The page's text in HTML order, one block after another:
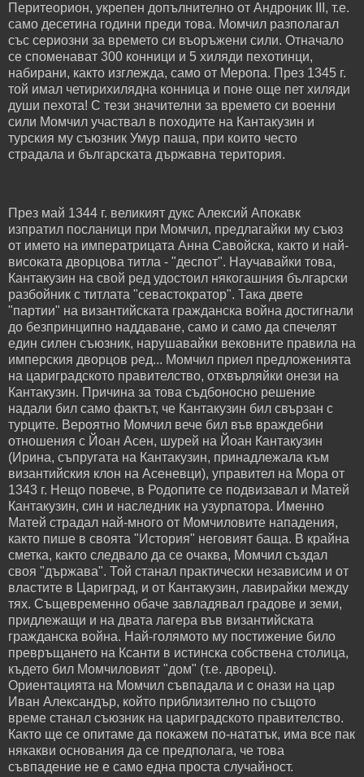
Перитеорион, укрепен допълнително от Андроник III, т.е.
само десетина години преди това. Момчил разполагал
със сериозни за времето си въоръжени сили. Отначало
се споменават 300 конници и 5 хиляди пехотинци,
набирани, както изглежда, само от Меропа. През 1345 г.
той имал четирихилядна конница и поне още пет хиляди
души пехота! С тези значителни за времето си военни
сили Момчил участвал в походите на Кантакузин и
турския му съюзник Умур паша, при които често
страдала и българската държавна територия.
През май 1344 г. великият дукс Алексий Апокавк
изпратил посланици при Момчил, предлагайки му съюз
от името на императрицата Анна Савойска, както и най-
високата дворцова титла - "деспот". Научавайки това,
Кантакузин на свой ред удостоил някогашния български
разбойник с титлата "севастократор". Така двете
"партии" на византийската гражданска война достигнали
до безпринципно наддаване, само и само да спечелят
един силен съюзник, нарушавайки вековните правила на
имперския дворцов ред... Момчил приел предложенията
на цариградското правителство, отхвърляйки онези на
Кантакузин. Причина за това съдбоносно решение
надали бил само фактът, че Кантакузин бил свързан с
турците. Вероятно Момчил вече бил във враждебни
отношения с Йоан Асен, шурей на Йоан Кантакузин
(Ирина, съпругата на Кантакузин, принадлежала към
византийския клон на Асеневци), управител на Мора от
1343 г. Нещо повече, в Родопите се подвизавал и Матей
Кантакузин, син и наследник на узурпатора. Именно
Матей страдал най-много от Момчиловите нападения,
както пише в своята "История" неговият баща. В крайна
сметка, както следвало да се очаква, Момчил създал
своя "държава". Той станал практически независим и от
властите в Цариград, и от Кантакузин, лавирайки между
тях. Същевременно обаче завладявал градове и земи,
придлежащи и на двата лагера във византийската
гражданска война. Най-голямото му постижение било
превръщането на Ксанти в истинска собствена столица,
където бил Момчиловият "дом" (т.е. дворец).
Ориентацията на Момчил съвпадала и с онази на цар
Иван Александър, който приблизително по същото
време станал съюзник на цариградското правителство.
Както ще се опитаме да покажем по-нататък, има все пак
някакви основания да се предполага, че това
съвпадение не е само една проста случайност.